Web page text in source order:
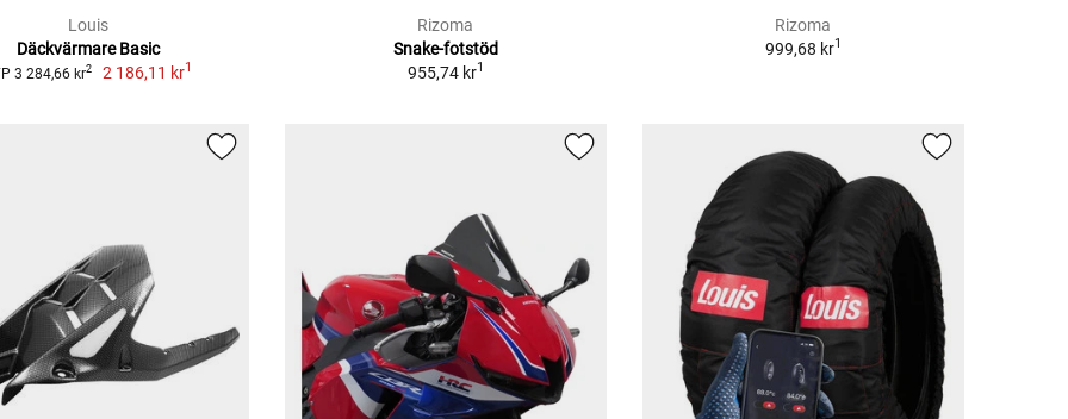
Louis
Däckvärmare Basic
3 284,66 kr2 2 186,11 kr1
Rizoma
Snake-fotstöd
955,74 kr1
Rizoma
999,68 kr1